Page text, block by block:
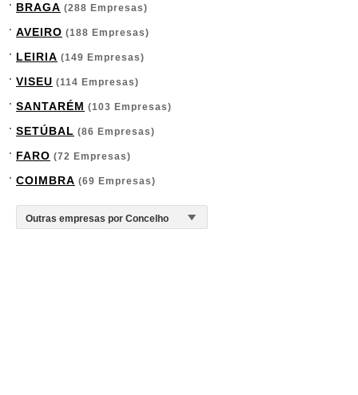
BRAGA (288 Empresas)
AVEIRO (188 Empresas)
LEIRIA (149 Empresas)
VISEU (114 Empresas)
SANTARÉM (103 Empresas)
SETÚBAL (86 Empresas)
FARO (72 Empresas)
COIMBRA (69 Empresas)